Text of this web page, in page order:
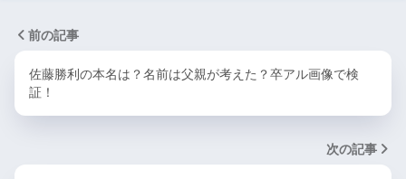
前の記事
佐藤勝利の本名は？名前は父親が考えた？卒アル画像で検
証！
次の記事